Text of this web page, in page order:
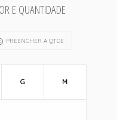
E QUANTIDADE
PREENCHER A QTDE
G M